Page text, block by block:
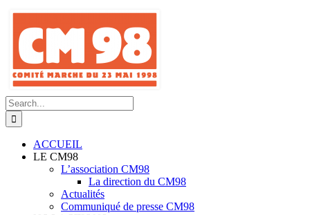
Skip
content
Search
for:
ACCUEIL
LE CM98
L’association CM98
La direction du CM98
Actualités
Communiqué de presse CM98